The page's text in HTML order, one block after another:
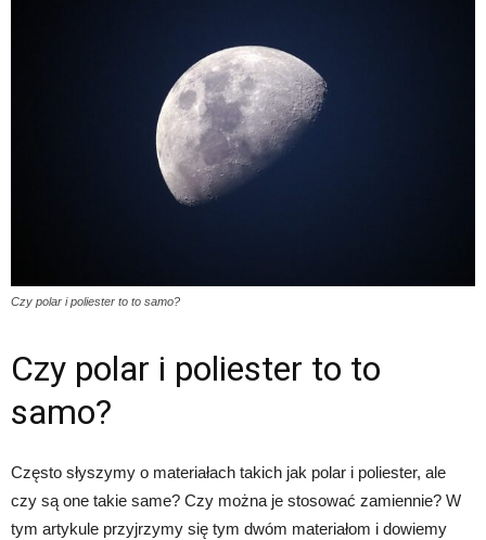
Czy polar i poliester to to samo?
Czy polar i poliester to to
samo?
Często słyszymy o materiałach takich jak polar i poliester, ale
czy są one takie same? Czy można je stosować zamiennie? W
tym artykule przyjrzymy się tym dwóm materiałom i dowiemy